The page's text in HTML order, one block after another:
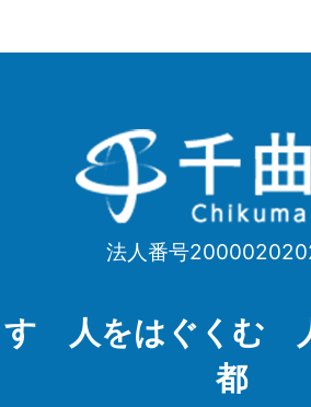
千
曲
Chikuma
法人番号
す 人をはぐくむ
都